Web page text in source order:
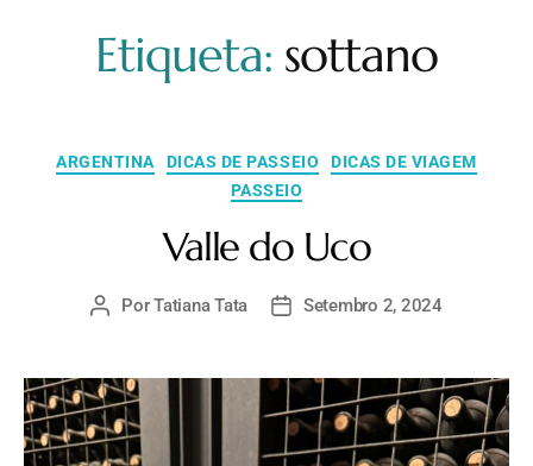
Etiqueta: sottano
ARGENTINA DICAS DE PASSEIO
DICAS DE VIAGEM
PASSEIO
Valle do Uco
PorTatiana Tata Setembro 2, 2024